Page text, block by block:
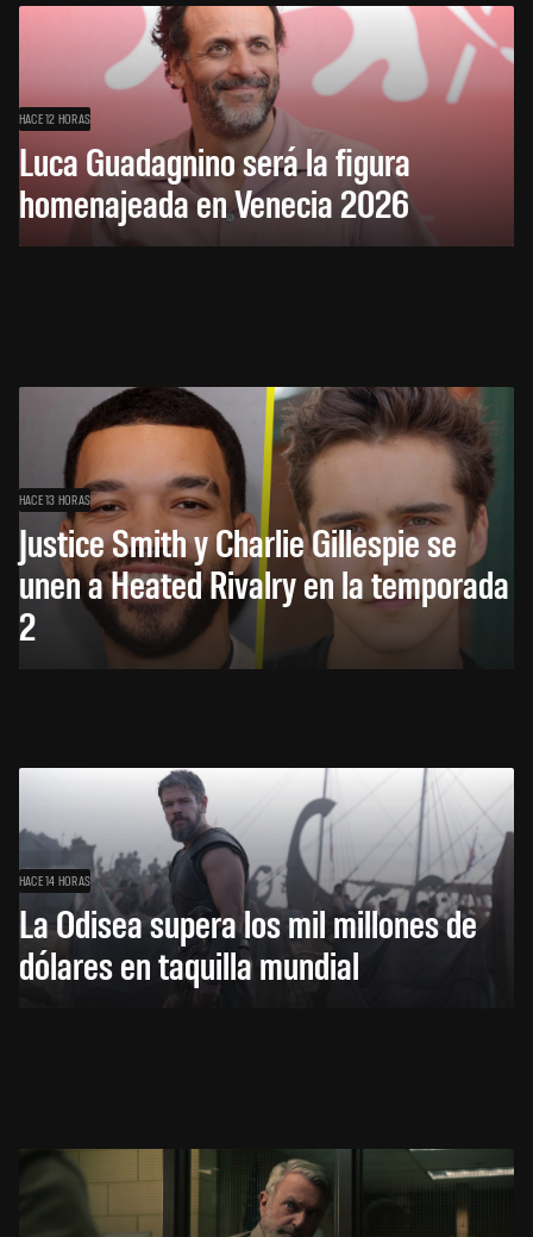
HACE 12 HORAS
Luca Guadagnino será la figura
homenajeada en Venecia 2026
HACE 13 HORAS
Justice Smith y Charlie Gillespie se
unen a Heated Rivalry en la temporada
2
HACE 14 HORAS
La Odisea supera los mil millones de
dólares en taquilla mundial